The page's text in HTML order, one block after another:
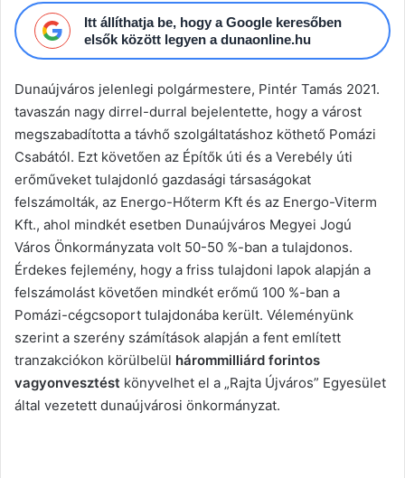
Itt állíthatja be, hogy a Google keresőben
elsők között legyen a dunaonline.hu
Dunaújváros jelenlegi polgármestere, Pintér Tamás 2021.
tavaszán nagy dirrel-durral bejelentette, hogy a várost
megszabadította a távhő szolgáltatáshoz köthető Pomázi
Csabától. Ezt követően az Építők úti és a Verebély úti
erőműveket tulajdonló gazdasági társaságokat
felszámolták, az Energo-Hőterm Kft és az Energo-Viterm
Kft., ahol mindkét esetben Dunaújváros Megyei Jogú
Város Önkormányzata volt 50-50 %-ban a tulajdonos.
Érdekes fejlemény, hogy a friss tulajdoni lapok alapján a
felszámolást követően mindkét erőmű 100 %-ban a
Pomázi-cégcsoport tulajdonába került. Véleményünk
szerint a szerény számítások alapján a fent említett
tranzakciókon körülbelül hárommilliárd forintos
vagyonvesztést könyvelhet el a „Rajta Újváros” Egyesület
által vezetett dunaújvárosi önkormányzat.